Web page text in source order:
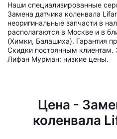
Наши специализированные
Замена датчика коленвала
неоригинальные запчасти в
располагаются в Москве и в
(Химки, Балашиха). Гарантия
Скидки постоянным клиентам.
Лифан Мурман: низкие цены.
Цена -
коленвала